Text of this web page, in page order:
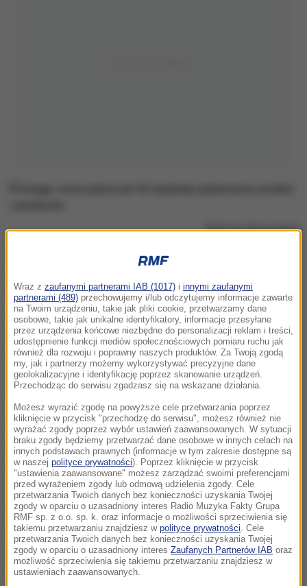
Karty do głosowania
Za złamanie ciszy wyborczej grozi kara grzywny w
Kodeksem wyborczym kto, w związku z wyborami w
okresie od zakończenia kampanii wyborczej aż do
zakończenia głosowania, podaje do publicznej
wiadomości wyniki przedwyborczych badań
(sondaży) opinii publicznej podlega grzywnie od 500
tys. do 1 mln zł.
Cisza wyborcza potrwa do zakończenia głosowania
w wyborach parlamentarnych - jest ono planowane
na godz. 21.
Jak oddać ważny głos?
Niedzielne głosowanie odbędzie się w godzinach 7-
21. Do lokalu wyborczego trzeba zabrać dokument
ze zdjęciem.
Wraz z zaufanymi partnerami IAB (1017) i innymi zaufanymi
partnerami (489) przechowujemy i/lub odczytujemy informacje zawarte
na Twoim urządzeniu, takie jak pliki cookie, przetwarzamy dane
osobowe, takie jak unikalne identyfikatory, informacje przesyłane
przez urządzenia końcowe niezbędne do personalizacji reklam i treści,
udostępnienie funkcji mediów społecznościowych pomiaru ruchu jak
również dla rozwoju i poprawny naszych produktów. Za Twoją zgodą
my, jak i partnerzy możemy wykorzystywać precyzyjne dane
geolokalizacyjne i identyfikację poprzez skanowanie urządzeń.
Przechodząc do serwisu zgadzasz się na wskazane działania.
Możesz wyrazić zgodę na powyższe cele przetwarzania poprzez
kliknięcie w przycisk "przechodzę do serwisu", możesz również nie
wyrażać zgody poprzez wybór ustawień zaawansowanych. W sytuacji
braku zgody będziemy przetwarzać dane osobowe w innych celach na
innych podstawach prawnych (informacje w tym zakresie dostępne są
w naszej polityce prywatności). Poprzez kliknięcie w przycisk
"ustawienia zaawansowane" możesz zarządzać swoimi preferencjami
przed wyrażeniem zgody lub odmową udzielenia zgody. Cele
przetwarzania Twoich danych bez konieczności uzyskania Twojej
zgody w oparciu o uzasadniony interes Radio Muzyka Fakty Grupa
RMF sp. z o.o. sp. k. oraz informacje o możliwości sprzeciwienia się
takiemu przetwarzaniu znajdziesz w polityce prywatności . Cele
przetwarzania Twoich danych bez konieczności uzyskania Twojej
zgody w oparciu o uzasadniony interes Zaufanych Partnerów IAB oraz
możliwość sprzeciwienia się takiemu przetwarzaniu znajdziesz w
ustawieniach zaawansowanych.